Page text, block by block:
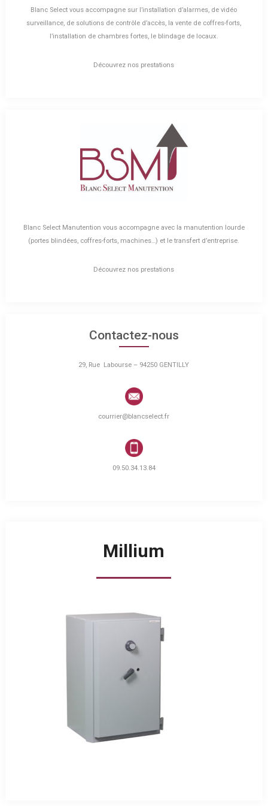
Blanc Select vous accompagne sur l’installation d’alarmes, de vidéo
surveillance, de solutions de contrôle d’accès, la vente de coffres-forts,
l’installation de chambres fortes, le blindage de locaux.
Découvrez nos prestations
Blanc Select Manutention vous accompagne avec la manutention lourde
(portes blindées, coffres-forts, machines…) et le transfert d’entreprise.
Découvrez nos prestations
Contactez-nous
29, Rue Labourse – 94250 GENTILLY
courrier@blancselect.fr
09.50.34.13.84
Millium